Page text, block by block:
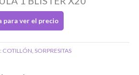
para ver el precio
COTILLÓN SORPRESITAS
tenés cuenta...
para ingresar